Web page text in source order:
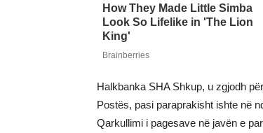
Halkbanka SHA Shkup, u zgjodh
Postës, pasi paraprakisht ishte në
Qarkullimi i pagesave në javën e